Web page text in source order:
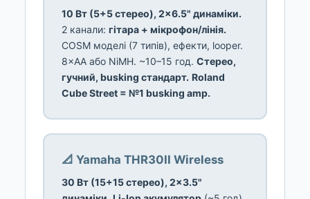
10 Вт (5+5 стерео), 2×6.5" динаміки.
2 канали: гітара + мікрофон/лінія.
COSM моделі (7 типів), ефекти, looper.
8×AA або NiMH. ~10–15 год. Стерео,
гучний, busking стандарт. Roland
Cube Street = №1 busking amp.
📐 Yamaha THR30II Wireless
30 Вт (15+15 стерео), 2×3.5"